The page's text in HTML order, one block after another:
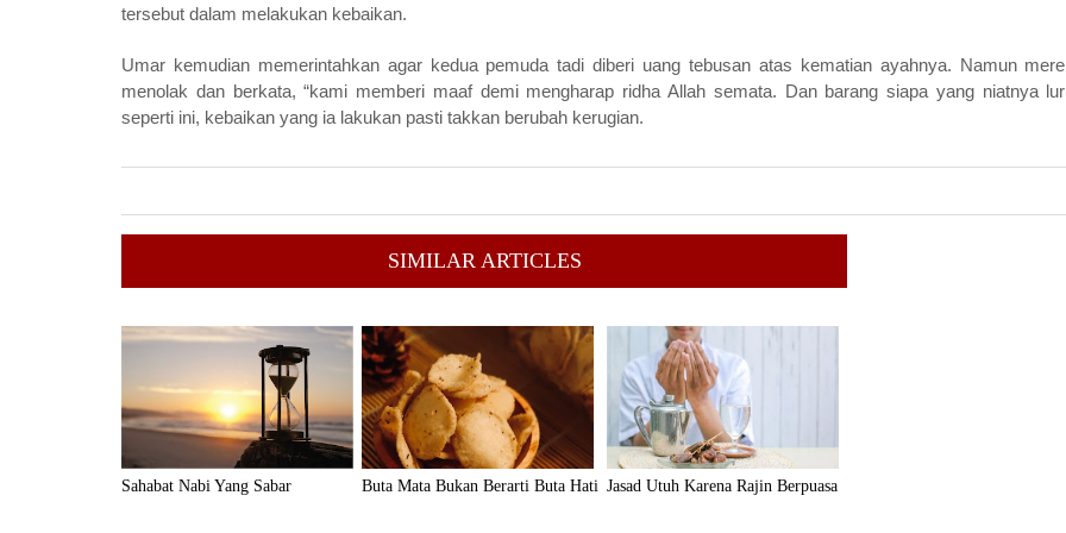
tersebut dalam melakukan kebaikan.
Umar kemudian memerintahkan agar kedua pemuda tadi diberi uang tebusan atas kematian ayahnya. Namun
menolak dan berkata, “kami memberi maaf demi mengharap ridha Allah semata. Dan barang siapa yang niatnya
seperti ini, kebaikan yang ia lakukan pasti takkan berubah kerugian.
SIMILAR ARTICLES
Sahabat Nabi Yang Sabar Buta Mata Bukan Berarti Buta Hati Jasad Utuh Karena Rajin Berpuasa